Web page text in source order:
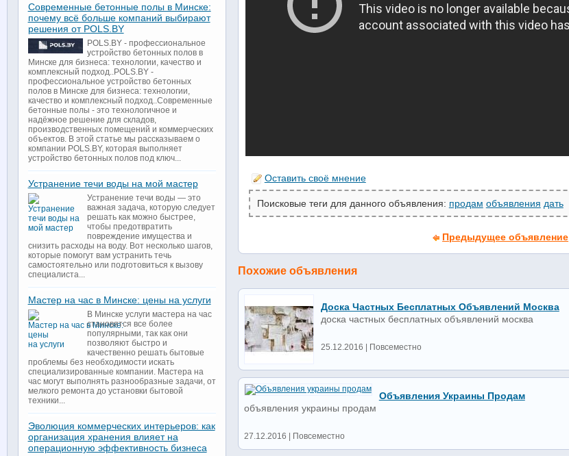
Оставить своё мнение
Поисковые теги для данного объявления: продам объявления дать
Предыдущее объявление
Похожие объявления
Доска Частных Бесплатных Объявлений Москва
доска частных бесплатных объявлений москва
25.12.2016 | Повсеместно
Объявления Украины Продам
объявления украины продам
27.12.2016 | Повсеместно
Современные бетонные полы в Минске:
почему всё больше компаний выбирают
решения от POLS.BY
POLS.BY - профессиональное
устройство бетонных полов в
Минске для бизнеса: технологии, качество и
комплексный подход..POLS.BY -
профессиональное устройство бетонных
полов в Минске для бизнеса: технологии,
качество и комплексный подход..Современные
бетонные полы - это технологичное и
надёжное решение для складов,
производственных помещений и коммерческих
объектов. В этой статье мы рассказываем о
компании POLS.BY, которая выполняет
устройство бетонных полов под ключ...
Устранение течи воды на мой мастер
Устранение течи воды — это
важная задача, которую следует
решать как можно быстрее,
чтобы предотвратить
повреждение имущества и
снизить расходы на воду. Вот несколько шагов,
которые помогут вам устранить течь
самостоятельно или подготовиться к вызову
специалиста...
Мастер на час в Минске: цены на услуги
В Минске услуги мастера на час
становятся все более
популярными, так как они
позволяют быстро и
качественно решать бытовые
проблемы без необходимости искать
специализированные компании. Мастера на
час могут выполнять разнообразные задачи, от
мелкого ремонта до установки бытовой
техники...
Эволюция коммерческих интерьеров: как
организация хранения влияет на
операционную эффективность бизнеса